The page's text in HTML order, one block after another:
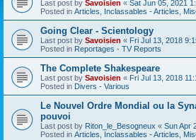
Last post by Savoisien « Sat Jun 05, 2021
Posted in Articles, Inclassables - Articles,
Going Clear - Scientology
Last post by Savoisien « Fri Jul 13, 2018
Posted in Reportages - TV Reports
The Complete Shakespeare
Last post by Savoisien « Fri Jul 13, 2018
Posted in Divers - Various
Le Nouvel Ordre Mondial ou la
pouvoi
Last post by Riton_le_Besogneux « Sun Apr
Posted in Articles, Inclassables - Articles,